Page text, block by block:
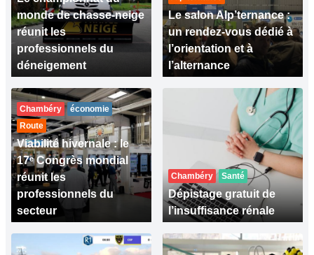
monde de chasse-neige
réunit les
professionnels du
déneigement
Le salon Alp’ternance :
un rendez-vous dédié à
l’orientation et à
l’alternance
Chambéry
économie
Route
Viabilité hivernale : le
17ᵉ Congrès mondial
réunit les
professionnels du
secteur
Chambéry Santé
Dépistage gratuit de
l’insuffisance rénale